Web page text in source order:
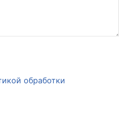
обработки